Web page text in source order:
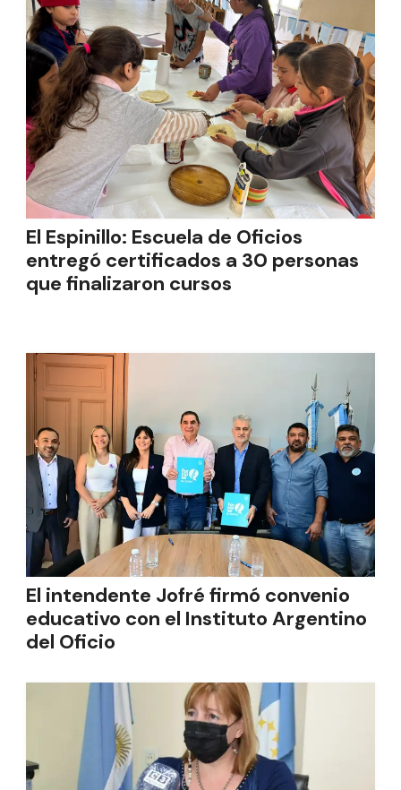
El Espinillo: Escuela de Oficios
entregó certificados a 30 personas
que finalizaron cursos
El intendente Jofré firmó convenio
educativo con el Instituto Argentino
del Oficio